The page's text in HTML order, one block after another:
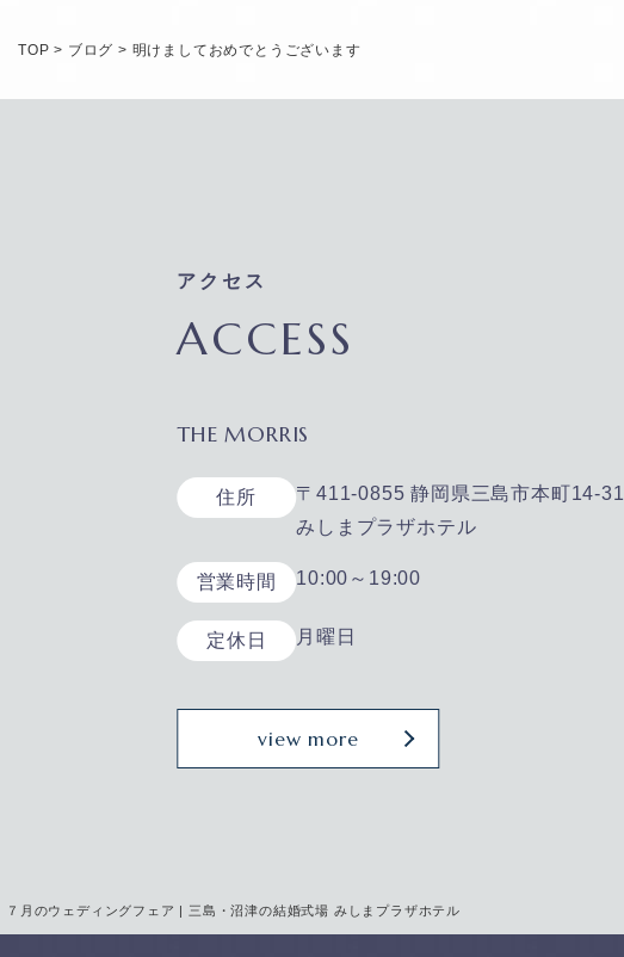
７月のウェディングフェア | 三島・沼津の結婚式場 みしまプラザホテル
TOP > ブログ > 明けましておめでとうございます
アクセス
ACCESS
THE MORRIS
住所
〒411-0855 静岡県三島市本町14-31
みしまプラザホテル
営業時間 10:00～19:00
定休日 月曜日
view more